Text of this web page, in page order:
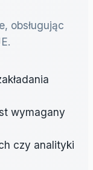
obsługując
wymagany
czy analityki